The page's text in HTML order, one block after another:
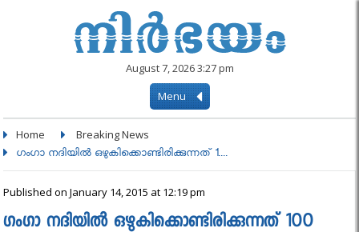
August 7, 2026 3:27 pm
Menu
Home Breaking News
ഗംഗാ നദിയില്‍ ഒഴുകിക്കൊണ്ടിരിക്കുന്നത് 1....
Published on January 14, 2015 at 12:19 pm
ഗംഗാ നദിയില്‍ ഒഴുകിക്കൊണ്ടിരിക്കുന്നത് 100